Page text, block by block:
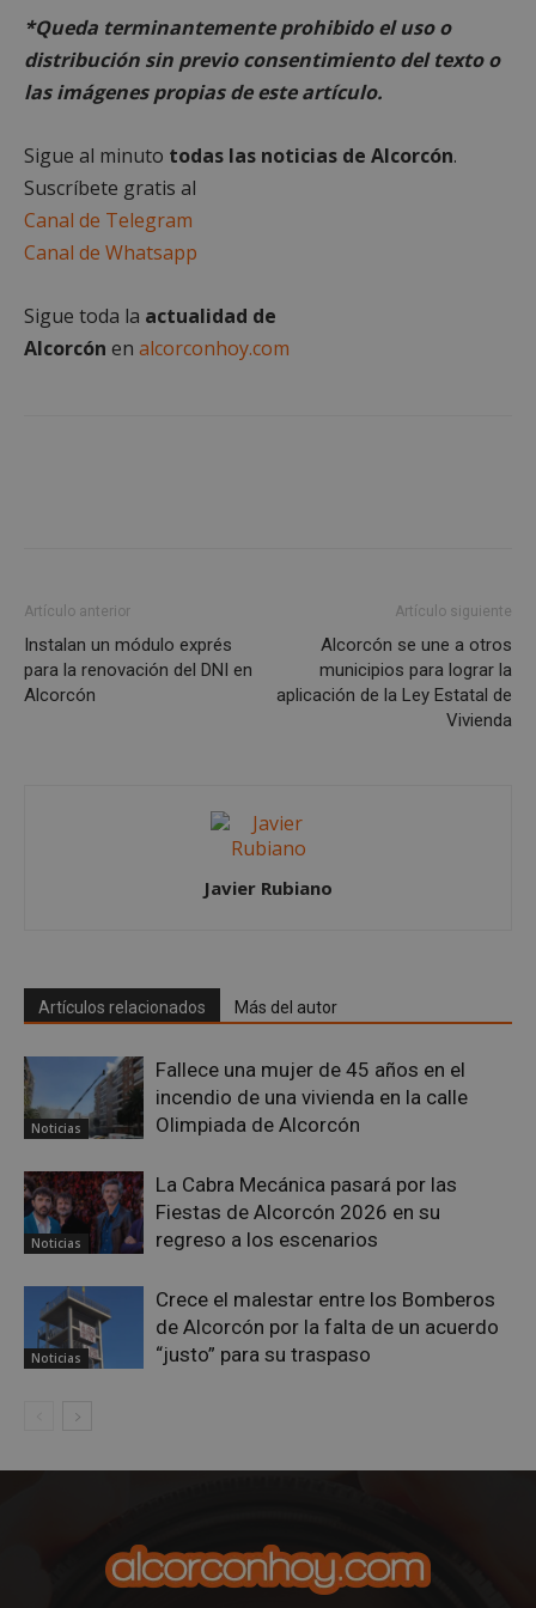
*Queda terminantemente prohibido el uso o
distribución sin previo consentimiento del texto o
las imágenes propias de este artículo.
Sigue al minuto todas las noticias de Alcorcón.
Suscríbete gratis al
Canal de Telegram
Canal de Whatsapp
Sigue toda la actualidad de
Alcorcón en alcorconhoy.com
Artículo anterior
Instalan un módulo exprés
para la renovación del DNI en
Alcorcón
Artículo siguiente
Alcorcón se une a otros
municipios para lograr la
aplicación de la Ley Estatal de
Vivienda
Javier Rubiano
Artículos relacionados Más del autor
Noticias
Fallece una mujer de 45 años en el
incendio de una vivienda en la calle
Olimpiada de Alcorcón
Noticias
La Cabra Mecánica pasará por las
Fiestas de Alcorcón 2026 en su
regreso a los escenarios
Noticias
Crece el malestar entre los Bomberos
de Alcorcón por la falta de un acuerdo
“justo” para su traspaso
Cookies de rendimiento
Cookies de preferencias
Cookies de funcionalidad
Cookies no clasificadas
funcionalidad principal del sitio web, como el
El sitio web no se puede utilizar correctamente sin
sp_landing
Spotify Inc.
.spotify.com
VISITOR_PRIVACY_METADATA
YouTube
.youtube.com